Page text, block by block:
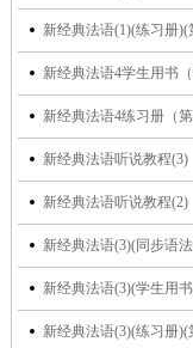
新经典法语(1)(练习册)(
新经典法语4学生用书（
新经典法语4练习册（第
新经典法语听说教程(3)
新经典法语听说教程(2)
新经典法语(3)(同步语
新经典法语(3)(学生用
新经典法语(3)(练习册)(